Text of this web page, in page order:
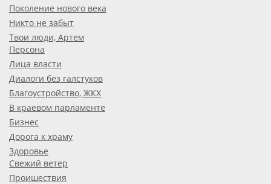
Поколение нового века
Никто не забыт
Твои люди, Артем
Персона
Лица власти
Диалоги без галстуков
Благоустройство, ЖКХ
В краевом парламенте
Бизнес
Дорога к храму
Здоровье
Свежий ветер
Проишествия